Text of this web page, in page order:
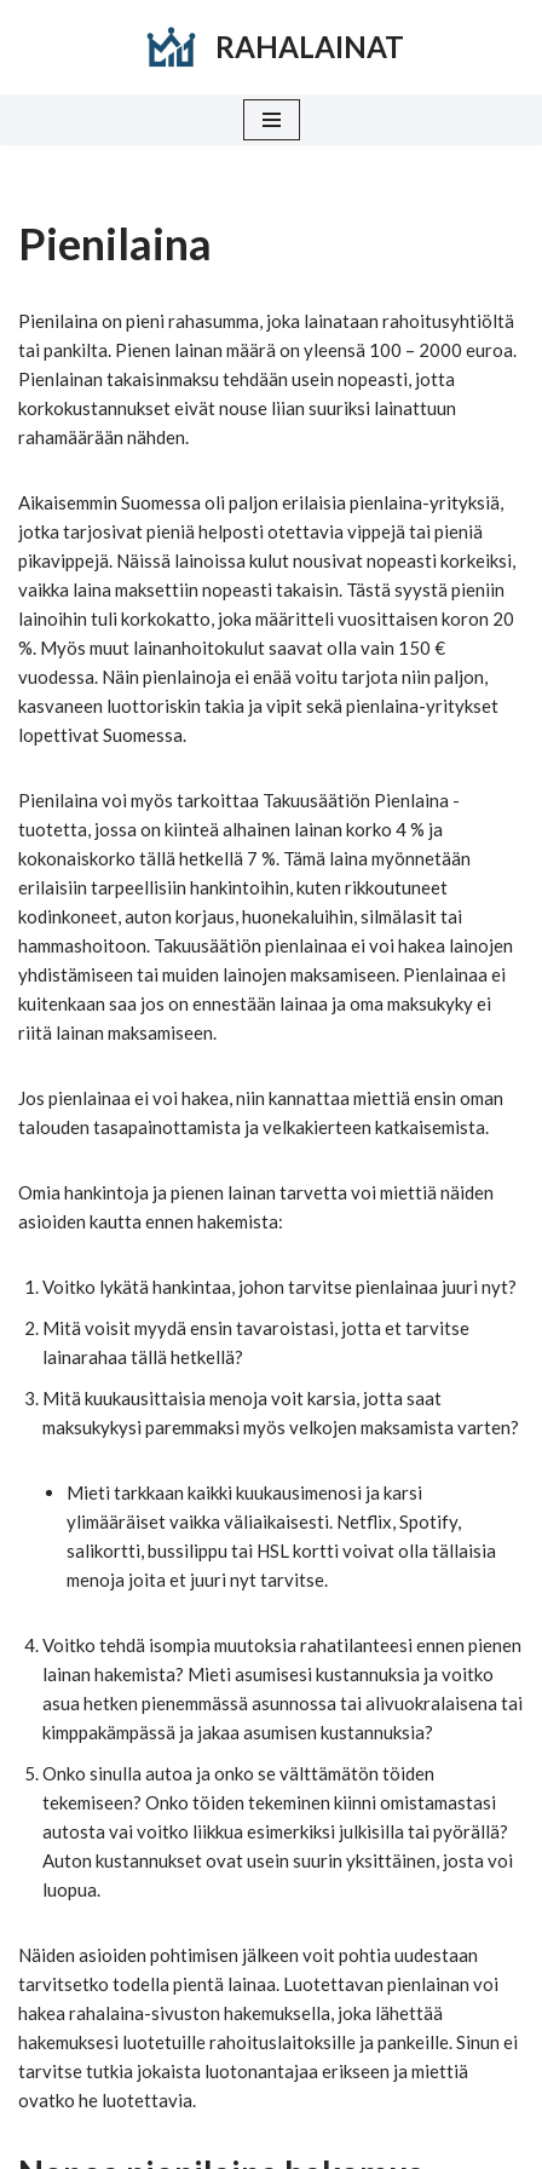
RAHALAINAT
Pienilaina
Pienilaina on pieni rahasumma, joka lainataan rahoitusyhtiöltä
tai pankilta. Pienen lainan määrä on yleensä 100 – 2000 euroa.
Pienlainan takaisinmaksu tehdään usein nopeasti, jotta
korkokustannukset eivät nouse liian suuriksi lainattuun
rahamäärään nähden.
Aikaisemmin Suomessa oli paljon erilaisia pienlaina-yrityksiä,
jotka tarjosivat pieniä helposti otettavia vippejä tai pieniä
pikavippejä. Näissä lainoissa kulut nousivat nopeasti korkeiksi,
vaikka laina maksettiin nopeasti takaisin. Tästä syystä pieniin
lainoihin tuli korkokatto, joka määritteli vuosittaisen koron 20
%. Myös muut lainanhoitokulut saavat olla vain 150 €
vuodessa. Näin pienlainoja ei enää voitu tarjota niin paljon,
kasvaneen luottoriskin takia ja vipit sekä pienlaina-yritykset
lopettivat Suomessa.
Pienilaina voi myös tarkoittaa Takuusäätiön Pienlaina -
tuotetta, jossa on kiinteä alhainen lainan korko 4 % ja
kokonaiskorko tällä hetkellä 7 %. Tämä laina myönnetään
erilaisiin tarpeellisiin hankintoihin, kuten rikkoutuneet
kodinkoneet, auton korjaus, huonekaluihin, silmälasit tai
hammashoitoon. Takuusäätiön pienlainaa ei voi hakea lainojen
yhdistämiseen tai muiden lainojen maksamiseen. Pienlainaa ei
kuitenkaan saa jos on ennestään lainaa ja oma maksukyky ei
riitä lainan maksamiseen.
Jos pienlainaa ei voi hakea, niin kannattaa miettiä ensin oman
talouden tasapainottamista ja velkakierteen katkaisemista.
Omia hankintoja ja pienen lainan tarvetta voi miettiä näiden
asioiden kautta ennen hakemista:
Voitko lykätä hankintaa, johon tarvitse pienlainaa juuri nyt?
Mitä voisit myydä ensin tavaroistasi, jotta et tarvitse
lainarahaa tällä hetkellä?
Mitä kuukausittaisia menoja voit karsia, jotta saat
maksukykysi paremmaksi myös velkojen maksamista varten?
Mieti tarkkaan kaikki kuukausimenosi ja karsi
ylimääräiset vaikka väliaikaisesti. Netflix, Spotify,
salikortti, bussilippu tai HSL kortti voivat olla tällaisia
menoja joita et juuri nyt tarvitse.
Voitko tehdä isompia muutoksia rahatilanteesi ennen pienen
lainan hakemista? Mieti asumisesi kustannuksia ja voitko
asua hetken pienemmässä asunnossa tai alivuokralaisena tai
kimppakämpässä ja jakaa asumisen kustannuksia?
Onko sinulla autoa ja onko se välttämätön töiden
tekemiseen? Onko töiden tekeminen kiinni omistamastasi
autosta vai voitko liikkua esimerkiksi julkisilla tai pyörällä?
Auton kustannukset ovat usein suurin yksittäinen, josta voi
luopua.
Näiden asioiden pohtimisen jälkeen voit pohtia uudestaan
tarvitsetko todella pientä lainaa. Luotettavan pienlainan voi
hakea rahalaina-sivuston hakemuksella, joka lähettää
hakemuksesi luotetuille rahoituslaitoksille ja pankeille. Sinun ei
tarvitse tutkia jokaista luotonantajaa erikseen ja miettiä
ovatko he luotettavia.